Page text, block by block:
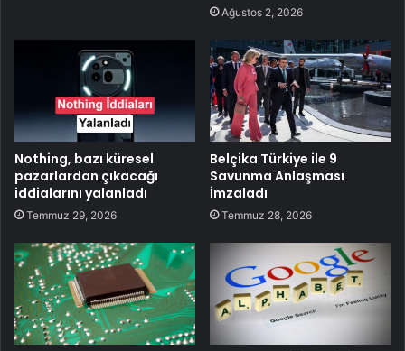
Ağustos 2, 2026
Nothing, bazı küresel
pazarlardan çıkacağı
iddialarını yalanladı
Temmuz 29, 2026
Belçika Türkiye ile 9
Savunma Anlaşması
İmzaladı
Temmuz 28, 2026